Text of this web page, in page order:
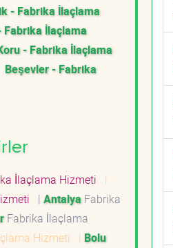
- Fabrika İlaçlama
Fabrika İlaçlama
- Fabrika İlaçlama
Beşevler - Fabrika
İlaçlama Hizmeti
|
| Antalya Fabrika
Fabrika İlaçlama
Hizmeti | Bolu